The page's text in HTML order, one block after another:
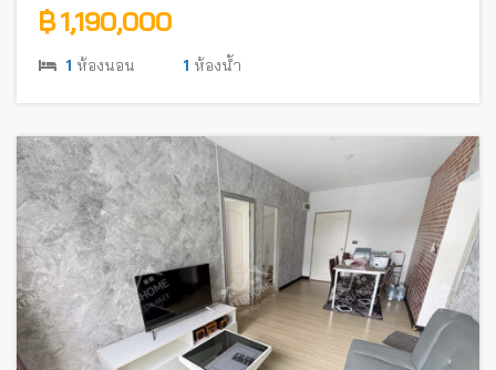
฿ 1,190,000
1 ห้องนอน 1 ห้องน้ำ